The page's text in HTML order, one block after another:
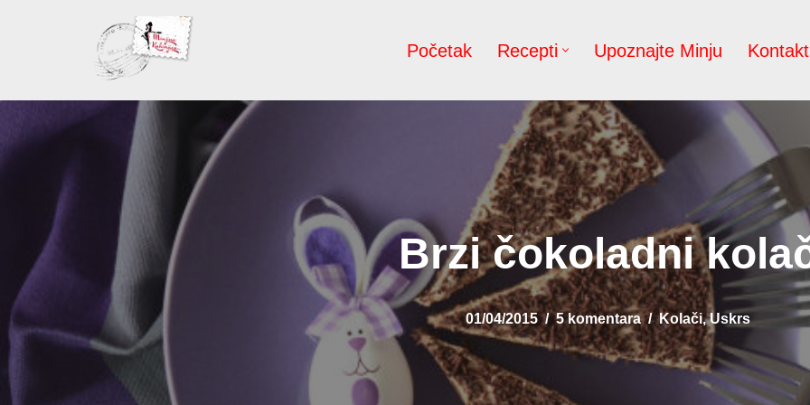
sadržaj
Početak Recepti Upoznajte Minju Kontakt
Brzi čokoladni
01/04/2015 5 komentara Kolači,Uskrs